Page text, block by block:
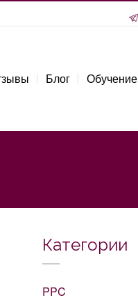
Блог Обучение
Категории
PPC